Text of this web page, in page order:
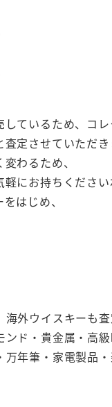
ているため、コ
定させていただき
わるため、
にお持ちください
はじめ、
外ウイスキーも査
ド・貴金属・高
年筆・家電製品